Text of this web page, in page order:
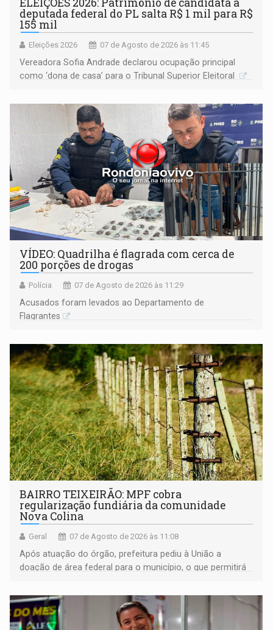
deputada federal do PL salta R$ 1 mil para R$
155 mil
Eleições 2026 07 de Agosto de 2026 às 11:45
Vereadora Sofia Andrade declarou ocupação principal
como ‘dona de casa’ para o Tribunal Superior Eleitoral
VÍDEO: Quadrilha é flagrada com cerca de
200 porções de drogas
Polícia 07 de Agosto de 2026 às 11:29
Acusados foram levados ao Departamento de
Flagrantes
BAIRRO TEIXEIRÃO: MPF cobra
regularização fundiária da comunidade
Nova Colina
Geral 07 de Agosto de 2026 às 11:08
Após atuação do órgão, prefeitura pediu à União a
doação de área federal para o município, o que permitirá